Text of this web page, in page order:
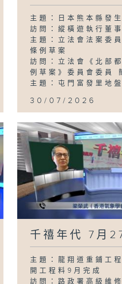
主題：日本熊本縣發
訪問：縱橫遊執行董
主題：立法會法案委
條例草案
訪問：立法會《北部
例草案》委員會委員
主題：屯門富發里地
30/07/2026
千禧年代 7月
主題：龍翔道重鋪工
開工程料9月完成
訪問：路政署高級維